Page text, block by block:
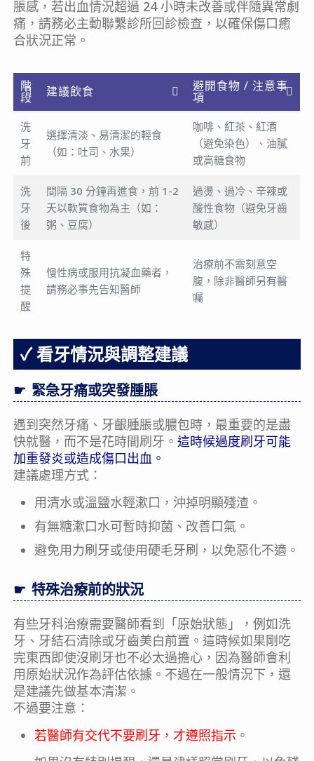
脹感，若出血情況超過 24 小時未改善或伴隨異常劇
痛，請務必主動聯繫診所回診檢查，以確保傷口癒
合狀況正常。
階
段 建議飲食 避開食物 / 注意事
項
洗
牙
前
選擇清淡、易清潔的輕食
（如：吐司、水果）
咖啡、紅茶、紅酒
（避免染色）、油膩
或高糖食物
洗
牙
後
間隔 30 分鐘再進食，前 1-2
天以軟質食物為主（如：
粥、豆腐）
過燙、過冷、辛辣或
酸性食物（避免牙齒
敏感）
特
殊
提
醒
慢性病或服用抗凝血藥者，
請務必事先告知醫師
治療前不需刻意空
腹，除非醫師另有醫
囑
看牙情況與調整建議
緊急牙痛或突發腫脹
遇到突然牙痛、牙齦腫脹或膿包時，最重要的是盡
快就醫，而不是花時間刷牙。這時候過度刷牙可能
加重發炎或造成傷口出血。
建議處理方式：
用清水或溫鹽水輕漱口，沖掉明顯殘渣。
有無糖漱口水可暫時抑菌、改善口氣。
避免用力刷牙或使用硬毛牙刷，以免惡化不適。
特殊治療前的狀況
有些牙科治療需要醫師看到「原始狀態」，例如洗
牙、牙結石清除或牙齒美白前置。這時候如果剛吃
完東西即使沒刷牙也不必太過擔心，因為醫師會利
用原始狀況作為評估依據。不過在一般情況下，還
是建議先做基本清潔。
不過要注意：
若醫師有交代不要刷牙，才遵照指示 。